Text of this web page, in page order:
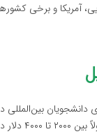
آمریکا و برخی
بین‌المللی
مقطع